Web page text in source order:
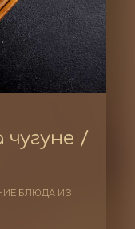
чугуне /
БЛЮДА ИЗ